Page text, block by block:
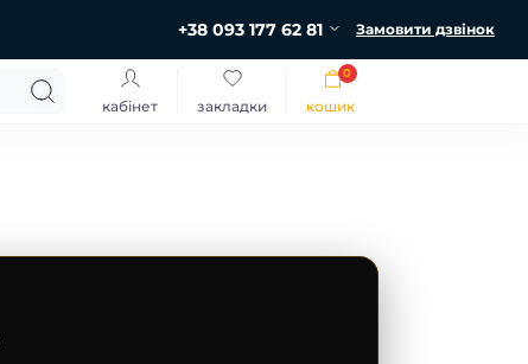
+38 093 177 62 81 Замовити дзвінок
кабінет закладки кошик
0